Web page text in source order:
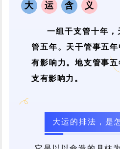
大 运 含 义
一组干支管十年
管五年。天干管事五
有影响力。地支管事
支有影响力。
大运的排法，是